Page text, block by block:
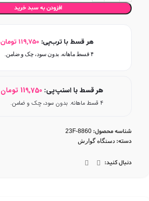
افزودن به سبد خرید
هر قسط با ترب‌پی: 119,750 تومان
۴ قسط ماهانه. بدون سود، چک و ضامن.
هر قسط با اسنپ‌پی: 119,750 تومان
۴ قسط ماهانه. بدون سود، چک و ضامن.
شناسه محصول: 23F-8860
دسته: دستگاه گوارش
دنبال کنید: